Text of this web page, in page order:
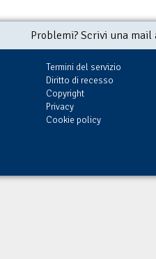
Problemi? Scrivi una
Termini del servizio
Diritto di recesso
Copyright
Privacy
Cookie policy